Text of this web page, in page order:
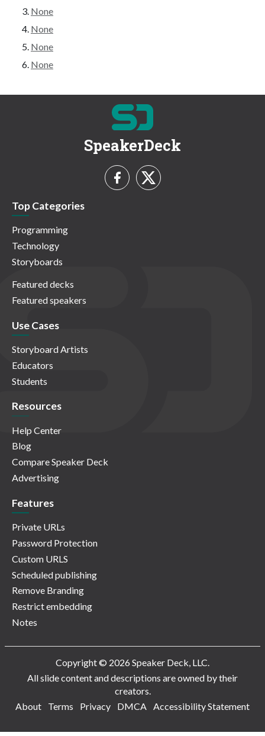
None
None
None
None
SpeakerDeck
Top Categories
Programming
Technology
Storyboards
Featured decks
Featured speakers
Use Cases
Storyboard Artists
Educators
Students
Resources
Help Center
Blog
Compare Speaker Deck
Advertising
Features
Private URLs
Password Protection
Custom URLS
Scheduled publishing
Remove Branding
Restrict embedding
Notes
Copyright © 2026 Speaker Deck, LLC.
All slide content and descriptions are owned by their
creators.
About
Terms Privacy DMCA Accessibility Statement